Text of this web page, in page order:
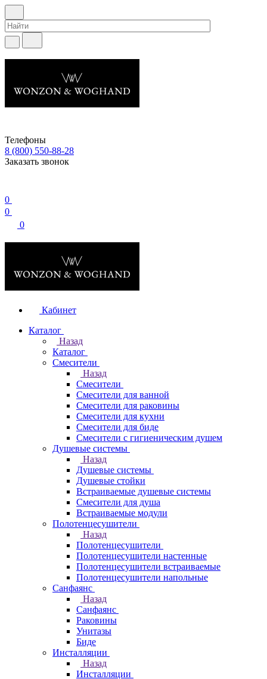
Телефоны
8 (800) 550-88-28
Заказать звонок
0
0
0
Кабинет
Каталог
Назад
Каталог
Смесители
Назад
Смесители
Смесители для ванной
Смесители для раковины
Смесители для кухни
Смесители для биде
Смесители с гигиеническим душем
Душевые системы
Назад
Душевые системы
Душевые стойки
Встраиваемые душевые системы
Смесители для душа
Встраиваемые модули
Полотенцесушители
Назад
Полотенцесушители
Полотенцесушители настенные
Полотенцесушители встраиваемые
Полотенцесушители напольные
Санфаянс
Назад
Санфаянс
Раковины
Унитазы
Биде
Инсталляции
Назад
Инсталляции